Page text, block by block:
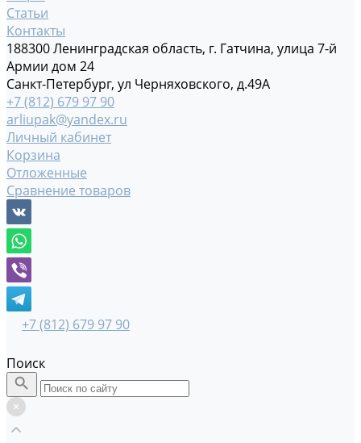
Статьи
Контакты
188300 Ленинградская область, г. Гатчина, улица 7-й
Армии дом 24
Санкт-Петербург, ул Черняховского, д.49А
+7 (812) 679 97 90
arliupak@yandex.ru
Личный кабинет
Корзина
Отложенные
Сравнение товаров
+7 (812) 679 97 90
Поиск